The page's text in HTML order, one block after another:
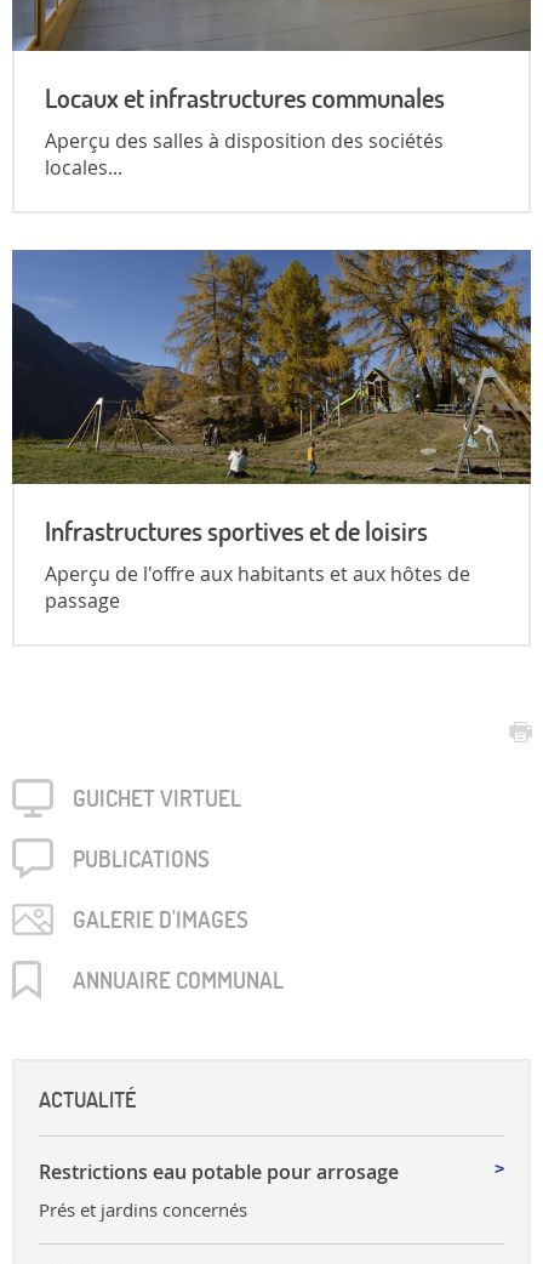
Locaux et infrastructures communales
Aperçu des salles à disposition des sociétés
locales...
Infrastructures sportives et de loisirs
Aperçu de l'offre aux habitants et aux hôtes de
passage
GUICHET VIRTUEL
PUBLICA­TIONS
GALERIE D'IMAGES
ANNUAIRE COMMUNAL
ACTUALITÉ
Restrictions eau potable pour arrosage
Prés et jardins concernés